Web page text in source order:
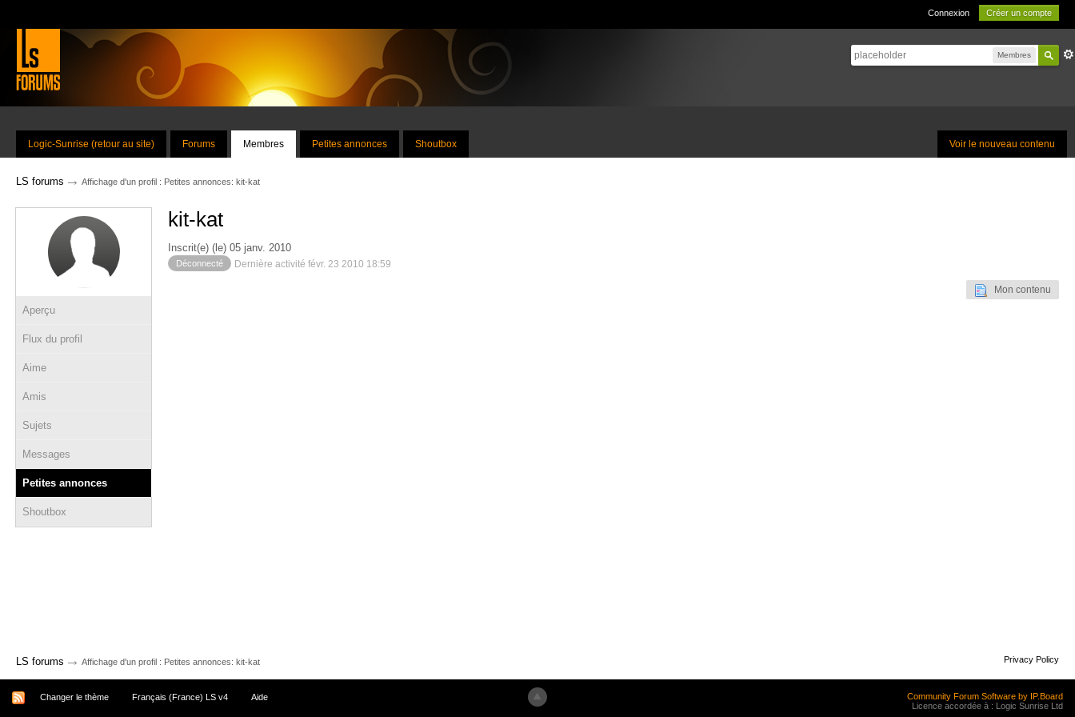
Connexion Créer un compte
Membres
Voir le nouveau contenu
Logic-Sunrise (retour au site) Forums Membres Petites annonces Shoutbox
LS forums → Affichage d'un profil : Petites annonces: kit-kat
Aperçu
Flux du profil
Aime
Amis
Sujets
Messages
Petites annonces
Shoutbox
kit-kat
Inscrit(e) (le) 05 janv. 2010
Déconnecté Dernière activité févr. 23 2010 18:59
Mon contenu
LS forums → Affichage d'un profil : Petites annonces: kit-kat Privacy Policy
Changer le thème Français (France) LS v4 Aide
Community Forum Software by IP.Board
Licence accordée à : Logic Sunrise Ltd